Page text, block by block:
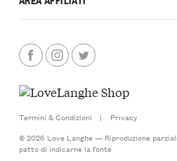
Termini & Condizioni |
Privacy
© 2026 Love Langhe — Riproduzione
patto di indicarne la fonte